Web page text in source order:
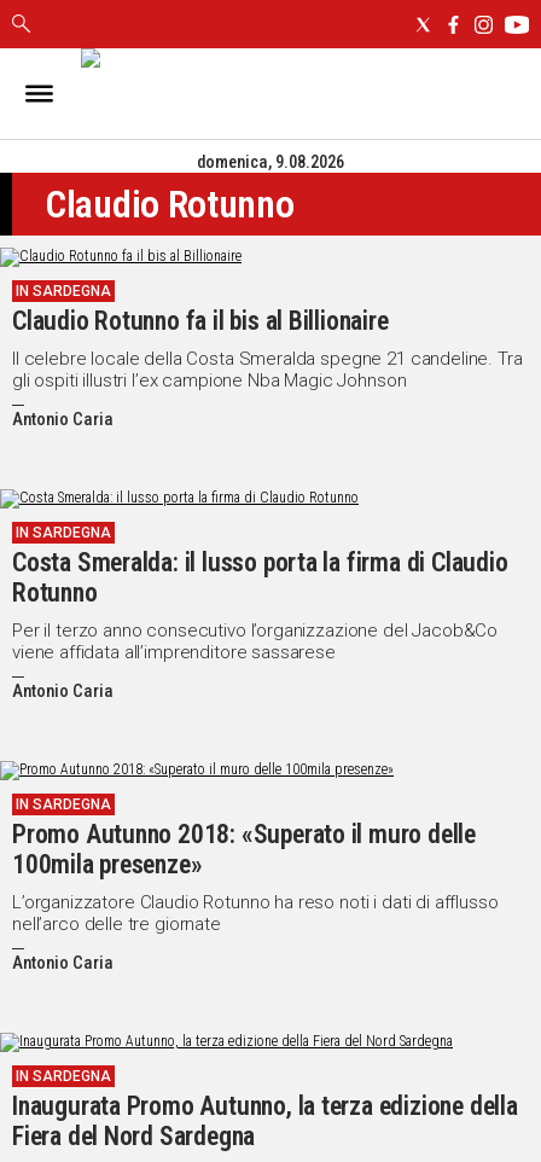
IN
CAGLIARI
SASSARI
NUORO
ORISTANO
SULCIS
GALLURA
OGLIASTRA
MEDIO
CAMPIDANO
NOTIZIE
POLITICA
IN
ITALIA
NEL
MONDO
SPORT
VIDEO
UNISCITI
WHATSAPP
Social
domenica, 9.08.2026
Claudio Rotunno
IN SARDEGNA
Claudio Rotunno fa il bis al Billionaire
Il celebre locale della Costa Smeralda spegne 21 candeline. Tra
gli ospiti illustri l’ex campione Nba Magic Johnson
Antonio Caria
IN SARDEGNA
Costa Smeralda: il lusso porta la firma di Claudio
Rotunno
Per il terzo anno consecutivo l’organizzazione del Jacob&Co
viene affidata all’imprenditore sassarese
Antonio Caria
IN SARDEGNA
Promo Autunno 2018: «Superato il muro delle
100mila presenze»
L’organizzatore Claudio Rotunno ha reso noti i dati di afflusso
nell’arco delle tre giornate
Antonio Caria
IN SARDEGNA
Inaugurata Promo Autunno, la terza edizione della
Fiera del Nord Sardegna